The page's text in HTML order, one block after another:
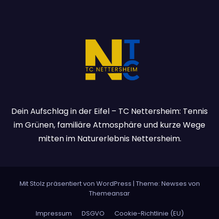
Dein Aufschlag in der Eifel – TC Nettersheim: Tennis
im Grünen, familiäre Atmosphäre und kurze Wege
mitten im Naturerlebnis Nettersheim.
Mit Stolz präsentiert von WordPress | Theme: Newses von
Themeansar
Impressum DSGVO Cookie-Richtlinie (EU)